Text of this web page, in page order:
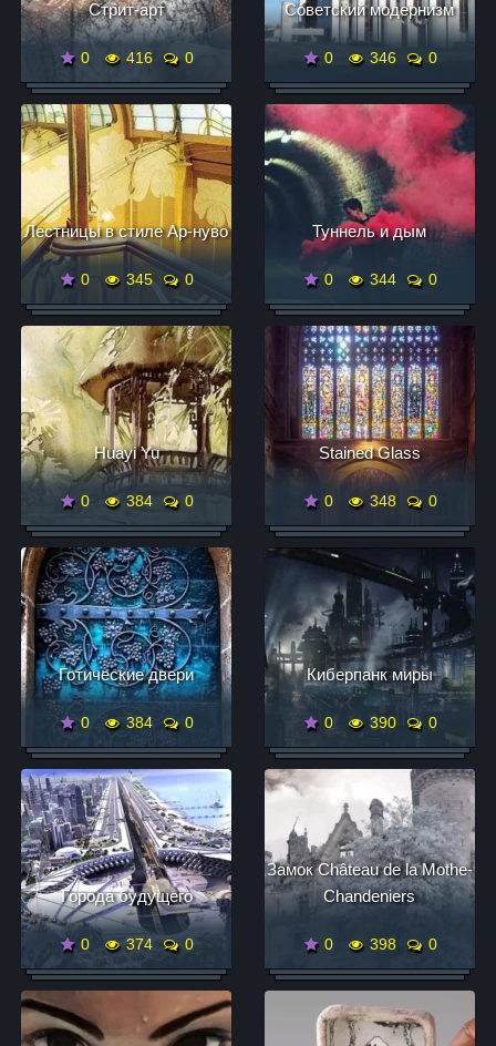
Стрит-арт
0 416 0
Советский модернизм
0 346 0
Лестницы в стиле Ар-нуво
0 345 0
Туннель и дым
0 344 0
Huayi Yu
0 384 0
Stained Glass
0 348 0
Готические двери
0 384 0
Киберпанк миры
0 390 0
Города будущего
0 374 0
Замок Château de la Mothe-
Chandeniers
0 398 0